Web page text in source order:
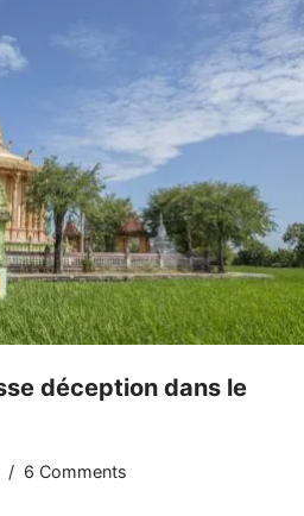
déception dans le
6 Comments